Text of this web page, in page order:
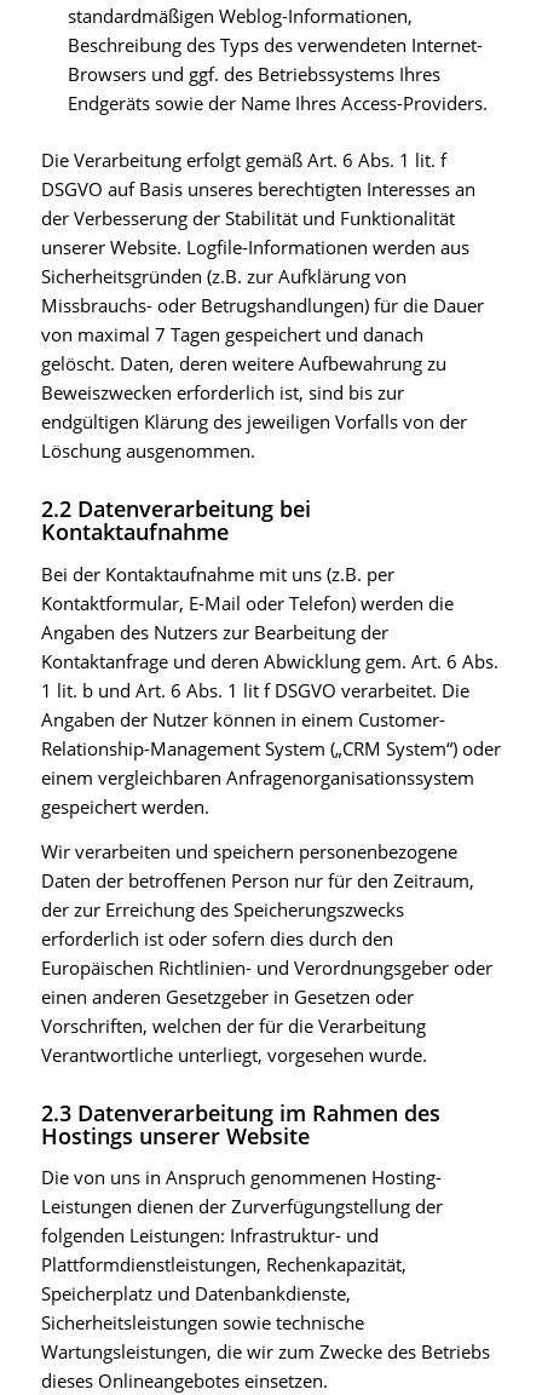
standardmäßigen Weblog-Informationen,
Beschreibung des Typs des verwendeten Internet-
Browsers und ggf. des Betriebssystems Ihres
Endgeräts sowie der Name Ihres Access-Providers.
Die Verarbeitung erfolgt gemäß Art. 6 Abs. 1 lit. f
DSGVO auf Basis unseres berechtigten Interesses an
der Verbesserung der Stabilität und Funktionalität
unserer Website. Logfile-Informationen werden aus
Sicherheitsgründen (z.B. zur Aufklärung von
Missbrauchs- oder Betrugshandlungen) für die Dauer
von maximal 7 Tagen gespeichert und danach
gelöscht. Daten, deren weitere Aufbewahrung zu
Beweiszwecken erforderlich ist, sind bis zur
endgültigen Klärung des jeweiligen Vorfalls von der
Löschung ausgenommen.
2.2 Datenverarbeitung bei
Kontaktaufnahme
Bei der Kontaktaufnahme mit uns (z.B. per
Kontaktformular, E-Mail oder Telefon) werden die
Angaben des Nutzers zur Bearbeitung der
Kontaktanfrage und deren Abwicklung gem. Art. 6 Abs.
1 lit. b und Art. 6 Abs. 1 lit f DSGVO verarbeitet. Die
Angaben der Nutzer können in einem Customer-
Relationship-Management System („CRM System“) oder
einem vergleichbaren Anfragenorganisationssystem
gespeichert werden.
Wir verarbeiten und speichern personenbezogene
Daten der betroffenen Person nur für den Zeitraum,
der zur Erreichung des Speicherungszwecks
erforderlich ist oder sofern dies durch den
Europäischen Richtlinien- und Verordnungsgeber oder
einen anderen Gesetzgeber in Gesetzen oder
Vorschriften, welchen der für die Verarbeitung
Verantwortliche unterliegt, vorgesehen wurde.
2.3 Datenverarbeitung im Rahmen des
Hostings unserer Website
Die von uns in Anspruch genommenen Hosting-
Leistungen dienen der Zurverfügungstellung der
folgenden Leistungen: Infrastruktur- und
Plattformdienstleistungen, Rechenkapazität,
Speicherplatz und Datenbankdienste,
Sicherheitsleistungen sowie technische
Wartungsleistungen, die wir zum Zwecke des Betriebs
dieses Onlineangebotes einsetzen.